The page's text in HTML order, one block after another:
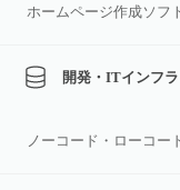
ホームページ作成ソフ
開発・ITインフ
ノーコード・ローコー